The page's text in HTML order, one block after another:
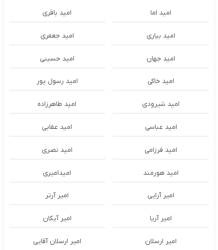
امید اما امید باقری
امید بیاری امید جعفری
امید جهان امید حسینی
امید خاکی امید رسول پور
امید شیرودی امید طاهرزاده
امید عباسی امید عقابی
امید فرزامی امید نصری
امید هورمند امیدامیری
امیر آرایی امیر آرتر
امیر آریا امیر آیکان
امیر ارسلان امیر ارسلان آقایی